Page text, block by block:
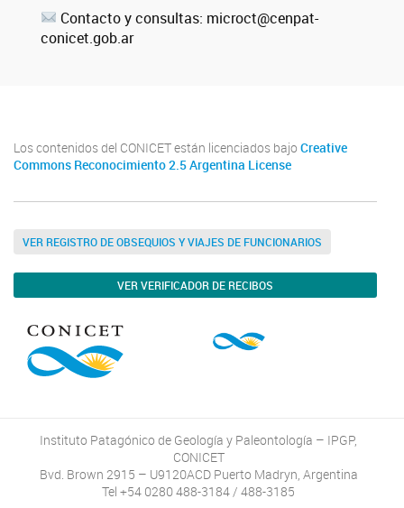
Contacto y consultas: microct@cenpat-
conicet.gob.ar
Los contenidos del CONICET están licenciados bajo Creative
Commons Reconocimiento 2.5 Argentina License
VER REGISTRO DE OBSEQUIOS Y VIAJES DE FUNCIONARIOS
VER VERIFICADOR DE RECIBOS
Instituto Patagónico de Geología y Paleontología – IPGP,
CONICET
Bvd. Brown 2915 – U9120ACD Puerto Madryn, Argentina
Tel +54 0280 488-3184 / 488-3185